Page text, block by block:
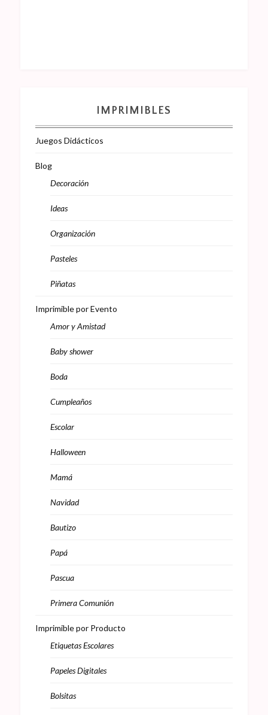
IMPRIMIBLES
Juegos Didácticos
Blog
Decoración
Ideas
Organización
Pasteles
Piñatas
Imprimible por Evento
Amor y Amistad
Baby shower
Boda
Cumpleaños
Escolar
Halloween
Mamá
Navidad
Bautizo
Papá
Pascua
Primera Comunión
Imprimible por Producto
Etiquetas Escolares
Papeles Digitales
Bolsitas